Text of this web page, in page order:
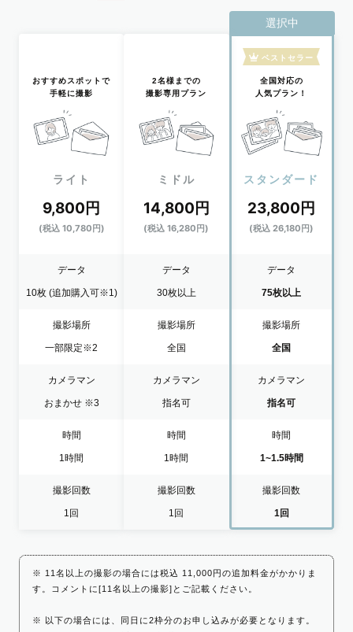
おすすめスポットで
手軽に撮影
ライト
9,800円
(税込 10,780円)
データ
10枚 (追加購入可※1)
撮影場所
一部限定※2
カメラマン
おまかせ ※3
時間
1時間
撮影回数
1回
2名様までの
撮影専用プラン
ミドル
14,800円
(税込 16,280円)
データ
30枚以上
撮影場所
全国
カメラマン
指名可
時間
1時間
撮影回数
1回
選択中
ベストセラー
全国対応の
人気プラン！
スタンダード
23,800円
(税込 26,180円)
データ
75枚以上
撮影場所
全国
カメラマン
指名可
時間
1~1.5時間
撮影回数
1回
※ 11名以上の撮影の場合には税込 11,000円の追加料金がかかりま
す。コメントに[11名以上の撮影]とご記載ください。
※ 以下の場合には、同日に2枠分のお申し込みが必要となります。